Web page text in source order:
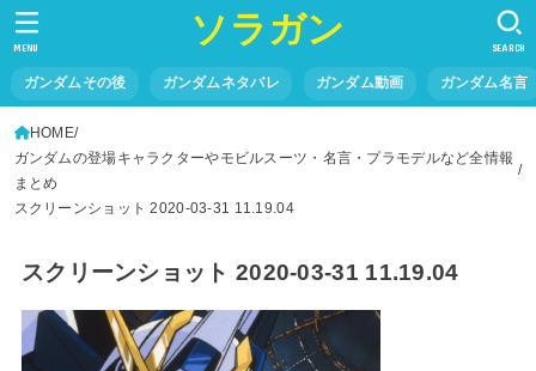
ソラガン
ガンダムその後 ガンダムネタバレ ガンダム動画 ガンダム名言
SEARCH
MENU
HOME
ガンダムの登場キャラクターやモビルスーツ・名言・プラモデルなど全情報
まとめ
スクリーンショット 2020-03-31 11.19.04
スクリーンショット 2020-03-31 11.19.04